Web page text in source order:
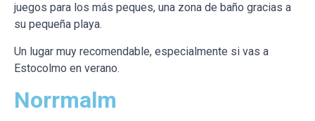
juegos para los más peques, una zona de baño gracias a
su pequeña playa.
Un lugar muy recomendable, especialmente si vas a
Estocolmo en verano.
Norrmalm